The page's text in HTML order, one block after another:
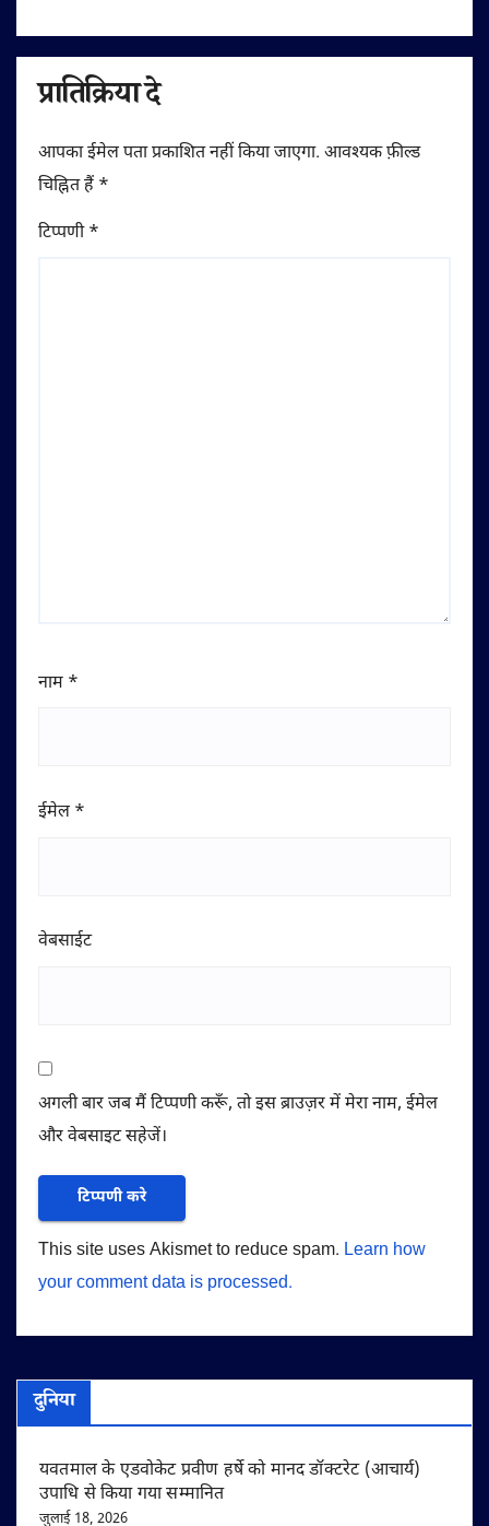
प्रातिक्रिया दे
आपका ईमेल पता प्रकाशित नहीं किया जाएगा. आवश्यक फ़ील्ड
चिह्नित हैं *
टिप्पणी*
नाम *
ईमेल *
वेबसाईट
अगली बार जब मैं टिप्पणी करूँ, तो इस ब्राउज़र में मेरा नाम, ईमेल
और वेबसाइट सहेजें।
This site uses Akismet to reduce spam. Learn how
your comment data is processed.
दुनिया
यवतमाल के एडवोकेट प्रवीण हर्षे को मानद डॉक्टरेट (आचार्य)
उपाधि से किया गया सम्मानित
जुलाई 18, 2026